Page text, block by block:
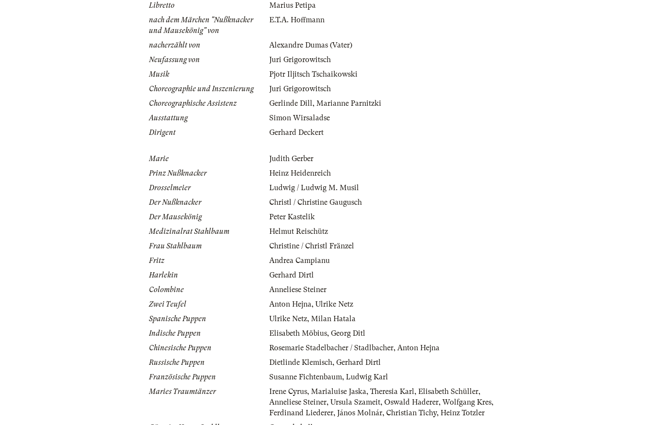
Libretto
Marius Petipa
nach dem Märchen "Nußknacker
und Mausekönig" von
E.T.A. Hoffmann
nacherzählt von
Alexandre Dumas (Vater)
Neufassung von
Juri Grigorowitsch
Musik
Pjotr Iljitsch Tschaikowski
Choreographie und Inszenierung
Juri Grigorowitsch
Choreographische Assistenz
Gerlinde Dill, Marianne Parnitzki
Ausstattung
Simon Wirsaladse
Dirigent
Gerhard Deckert
Marie
Judith Gerber
Prinz Nußknacker
Heinz Heidenreich
Drosselmeier
Ludwig / Ludwig M. Musil
Der Nußknacker
Christl / Christine Gaugusch
Der Mausekönig
Peter Kastelik
Medizinalrat Stahlbaum
Helmut Reischütz
Frau Stahlbaum
Christine / Christl Fränzel
Fritz
Andrea Campianu
Harlekin
Gerhard Dirtl
Colombine
Anneliese Steiner
Zwei Teufel
Anton Hejna, Ulrike Netz
Spanische Puppen
Ulrike Netz, Milan Hatala
Indische Puppen
Elisabeth Möbius, Georg Ditl
Chinesische Puppen
Rosemarie Stadelbacher / Stadlbacher, Anton Hejna
Russische Puppen
Dietlinde Klemisch, Gerhard Dirtl
Französische Puppen
Susanne Fichtenbaum, Ludwig Karl
Maries Traumtänzer
Irene Cyrus, Marialuise Jaska, Theresia Karl, Elisabeth Schüller,
Anneliese Steiner, Ursula Szameit, Oswald Haderer, Wolfgang Kres,
Ferdinand Liederer, János Molnár, Christian Tichy, Heinz Totzler